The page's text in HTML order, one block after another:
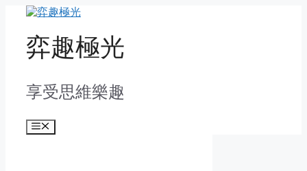
content弈趣極光
享受思維樂趣
Menu